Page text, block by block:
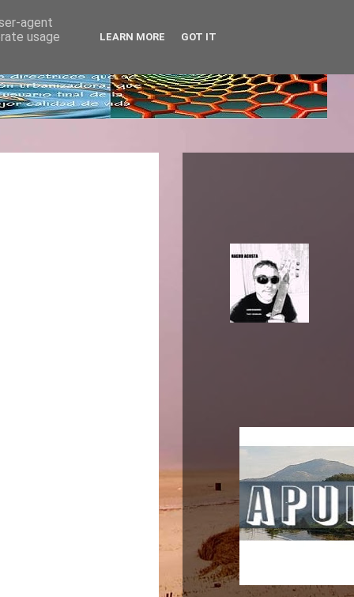
agent
usage
LEARN MORE GOT IT